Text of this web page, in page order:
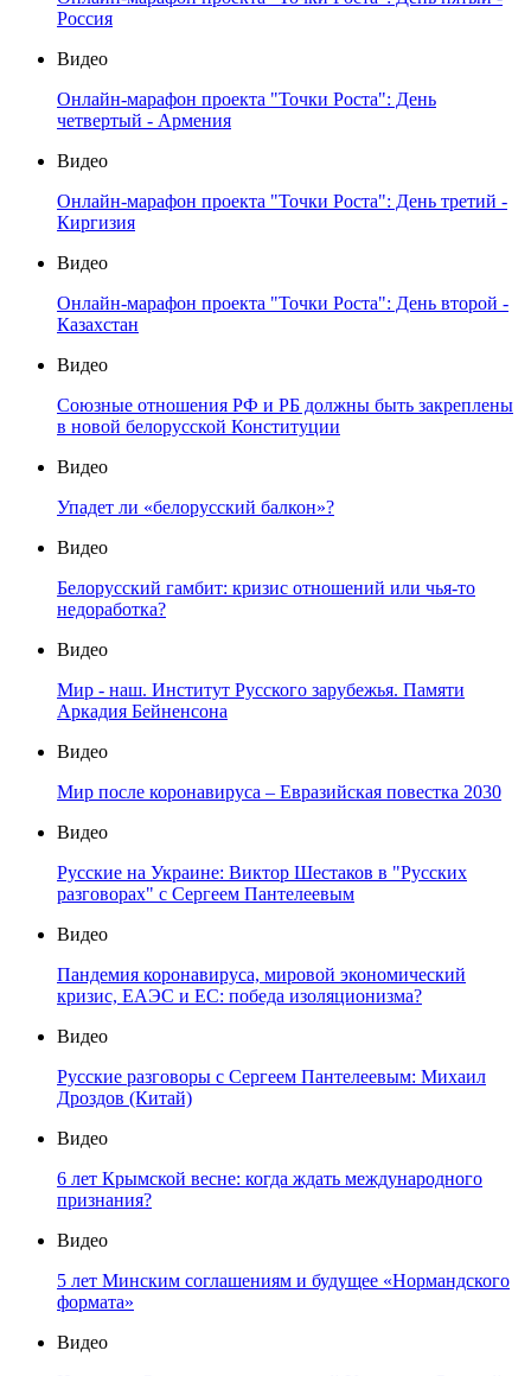
Россия
Видео
Онлайн-марафон проекта "Точки Роста": День
четвертый - Армения
Видео
Онлайн-марафон проекта "Точки Роста": День третий -
Киргизия
Видео
Онлайн-марафон проекта "Точки Роста": День второй -
Казахстан
Видео
Союзные отношения РФ и РБ должны быть закреплены
в новой белорусской Конституции
Видео
Упадет ли «белорусский балкон»?
Видео
Белорусский гамбит: кризис отношений или чья-то
недоработка?
Видео
Мир - наш. Институт Русского зарубежья. Памяти
Аркадия Бейненсона
Видео
Мир после коронавируса – Евразийская повестка 2030
Видео
Русские на Украине: Виктор Шестаков в "Русских
разговорах" с Сергеем Пантелеевым
Видео
Пандемия коронавируса, мировой экономический
кризис, ЕАЭС и ЕС: победа изоляционизма?
Видео
Русские разговоры с Сергеем Пантелеевым: Михаил
Дроздов (Китай)
Видео
6 лет Крымской весне: когда ждать международного
признания?
Видео
5 лет Минским соглашениям и будущее «Нормандского
формата»
Видео